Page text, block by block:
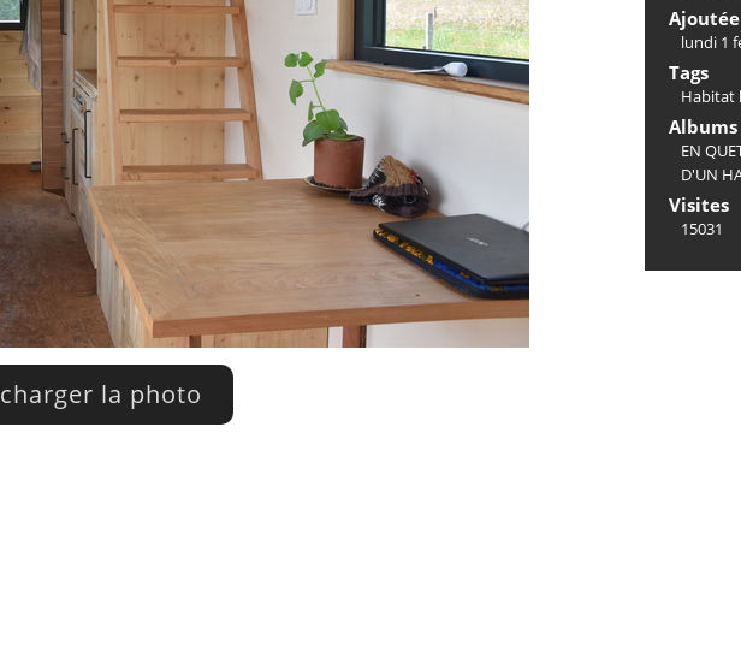
la photo
lundi 1
Tags
Habitat
Albums
EN
D'UN
Visites
15031